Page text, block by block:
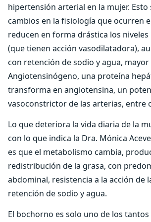
hipertensión arterial en la mujer. Esto
cambios en la fisiología que ocurren
reducen en forma drástica los
(que tienen acción vasodilatadora),
con retención de sodio y agua,
Angiotensinógeno, una proteína
transforma en angiotensina, un
vasoconstrictor de las arterias, entre
Lo que deteriora la vida diaria de la
con lo que indica la Dra. Mónica
es que el metabolismo cambia,
redistribución de la grasa, con
abdominal, resistencia a la acción de
retención de sodio y agua.
El bochorno es solo uno de los